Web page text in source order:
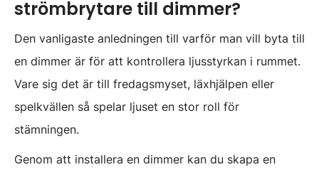
strömbrytare till dimmer?
Den vanligaste anledningen till varför man vill byta till
en dimmer är för att kontrollera ljusstyrkan i rummet.
Vare sig det är till fredagsmyset, läxhjälpen eller
spelkvällen så spelar ljuset en stor roll för
stämningen.
Genom att installera en dimmer kan du skapa en